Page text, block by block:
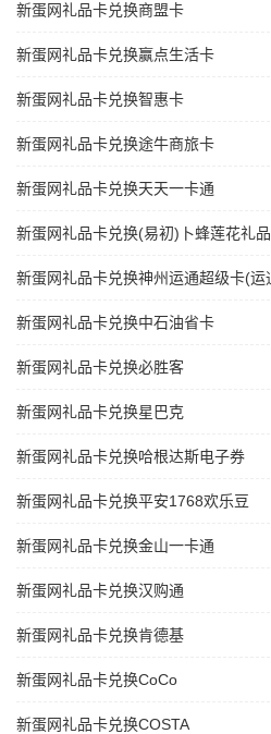
新蛋网礼品卡兑换商盟卡
新蛋网礼品卡兑换赢点生活卡
新蛋网礼品卡兑换智惠卡
新蛋网礼品卡兑换途牛商旅卡
新蛋网礼品卡兑换天天一卡通
新蛋网礼品卡兑换(易初)卜蜂莲花礼
新蛋网礼品卡兑换神州运通超级卡(运
新蛋网礼品卡兑换中石油省卡
新蛋网礼品卡兑换必胜客
新蛋网礼品卡兑换星巴克
新蛋网礼品卡兑换哈根达斯电子券
新蛋网礼品卡兑换平安1768欢乐豆
新蛋网礼品卡兑换金山一卡通
新蛋网礼品卡兑换汉购通
新蛋网礼品卡兑换肯德基
新蛋网礼品卡兑换CoCo
新蛋网礼品卡兑换COSTA